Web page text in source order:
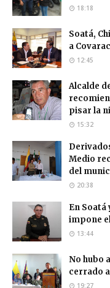
18:18
Soatá,
a
12:45
Alcalde
pisar la
15:32
Medio
del
20:38
En Soatá
impone
13:44
No hubo
cerrado
19:27